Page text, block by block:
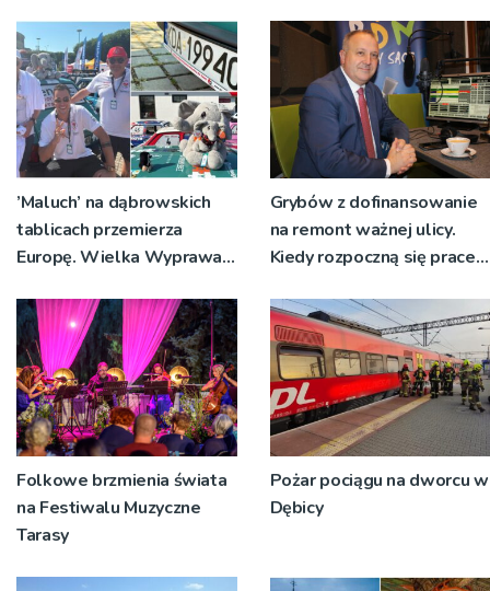
’Maluch’ na dąbrowskich
tablicach przemierza
Europę. Wielka Wyprawa
wsparcie dla dzieci
Grybów z dofinansowanie
na remont ważnej ulicy.
Kiedy rozpoczną się prace?
Folkowe brzmienia świata
na Festiwalu Muzyczne
Tarasy
Pożar pociągu na dworcu w
Dębicy